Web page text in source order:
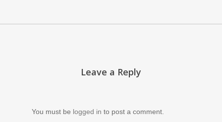
Leave a Reply
You must be logged in to post a comment.